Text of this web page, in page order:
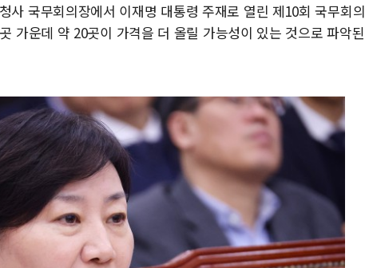
사 국무회의장에서 이재명 대통령 주재로 열린 제10회 국무회의
가운데 약 20곳이 가격을 더 올릴 가능성이 있는 것으로 파악된